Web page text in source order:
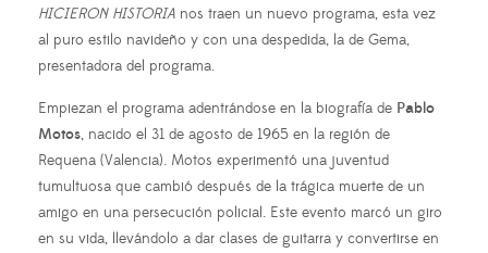
HICIERON HISTORIA nos traen un nuevo programa, esta vez
al puro estilo navideño y con una despedida, la de Gema,
presentadora del programa.
Empiezan el programa adentrándose en la biografía de Pablo
Motos, nacido el 31 de agosto de 1965 en la región de
Requena (Valencia). Motos experimentó una juventud
tumultuosa que cambió después de la trágica muerte de un
amigo en una persecución policial. Este evento marcó un giro
en su vida, llevándolo a dar clases de guitarra y convertirse en